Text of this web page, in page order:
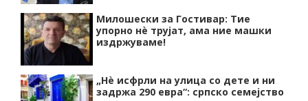
Милошески за Гостивар: Тие
упорно нѐ трујат, ама ние машки
издржуваме!
„Нѐ исфрли на улица со дете и ни
задржа 290 евра“: српско семејство